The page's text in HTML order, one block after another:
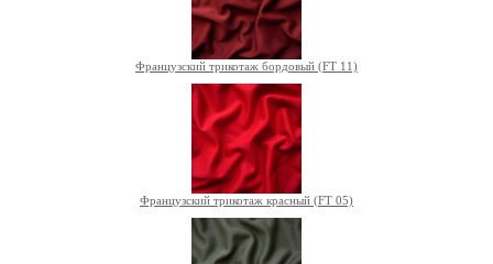
Французский трикотаж бордовый (FT 11)
Французский трикотаж красный (FT 05)